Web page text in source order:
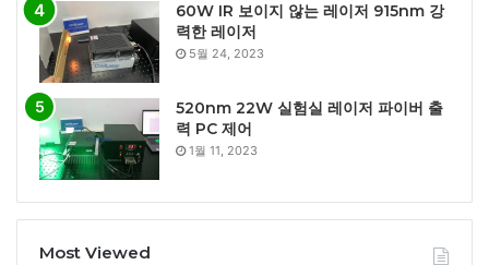
60W IR 보이지 않는 레이저 915nm 강
력한 레이저
5월 24, 2023
520nm 22W 실험실 레이저 파이버 출
력 PC 제어
1월 11, 2023
Most Viewed